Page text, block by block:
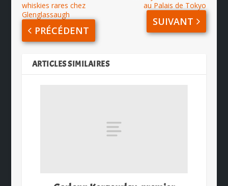
whiskies rares chez
Glenglassaugh
PRÉCÉDENT
au Palais de Tokyo
SUIVANT
ARTICLES SIMILAIRES